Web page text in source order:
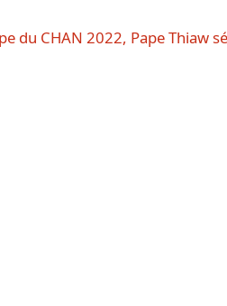
du CHAN 2022, Pape Thiaw